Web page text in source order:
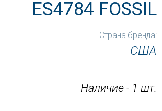
ES4784 FOSSIL
Страна бренда:
США
Наличие - 1 шт.